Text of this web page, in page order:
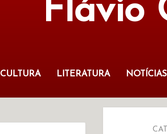
Flávio
CULTURA LITERATURA NOTÍCIAS